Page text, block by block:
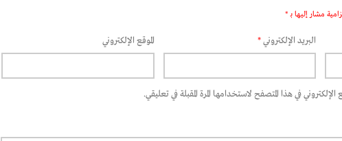
مشار إليها بـ *
البريد الإلكتروني* الموقع الإلكتروني
في هذا المتصفح لاستخدامها المرة المقبلة في تعليقي.